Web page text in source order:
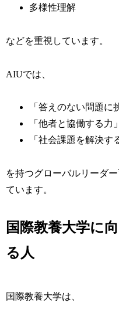
多様性理解
などを重視しています。
AIUでは、
「答えのない問題に
「他者と協働する力」
「社会課題を解決す
を持つグローバルリーダ
ています。
国際教養大学に
る人
国際教養大学は、